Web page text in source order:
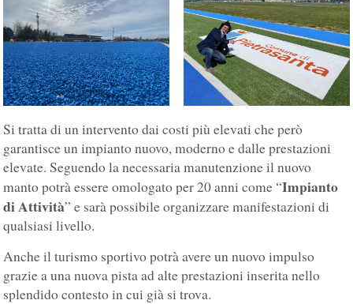
Si tratta di un intervento dai costi più elevati che però
garantisce un impianto nuovo, moderno e dalle prestazioni
elevate. Seguendo la necessaria manutenzione il nuovo
manto potrà essere omologato per 20 anni come “Impianto
di Attività” e sarà possibile organizzare manifestazioni di
qualsiasi livello.
Anche il turismo sportivo potrà avere un nuovo impulso
grazie a una nuova pista ad alte prestazioni inserita nello
splendido contesto in cui già si trova.